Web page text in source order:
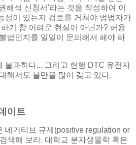
해석 신청서'라는 것을 작성하여 이
성이 있는지 검토를 거쳐야 범법자가
기 참 어려운 현실이 아닌가? 허용
법인지를 일일이 문의해서 해야 하
불과하다... 그리고 현행 DTC 유전자
해서도 불만을 많이 갖고 있다.
이트
네거티브 규제(positive regulation or
색해 보라. 대학교 분자생물학 혹은